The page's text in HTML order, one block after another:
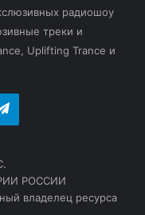
радиошоу
треки и
Uplifting Trance и
Telegram
РОССИИ
владелец ресурса